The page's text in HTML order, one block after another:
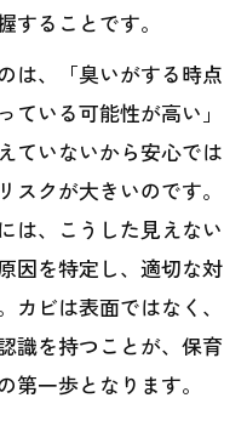
することです。
は、「臭いがする時点
いる可能性が高い」
ていないから安心では
スクが大きいのです。
は、こうした見えない
因を特定し、適切な対
ビは表面ではなく、
識を持つことが、保育
一歩となります。